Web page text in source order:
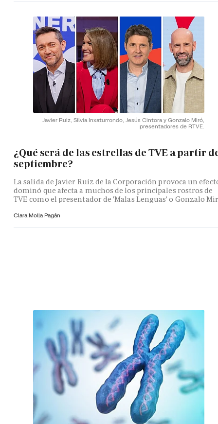
Javier Ruiz, Silvia Inxaturrondo, Jesús Cintora y Gonzalo Miró,
presentadores de RTVE.
¿Qué será de las estrellas de TVE a partir
septiembre?
La salida de Javier Ruiz de la Corporación provoca un
dominó que afecta a muchos de los principales rostros de
TVE como el presentador de 'Malas Lenguas' o Gonzalo
Clara Molla Pagán